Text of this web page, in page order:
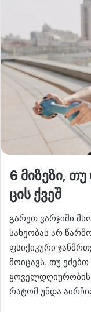
6 მიზეზი,
ცის ქვეშ
გარეთ ვარჯიში
სახეობას არ
ფსიქიკური
მოიცავს. თუ
ყოველდღიურობის
რატომ უნდა